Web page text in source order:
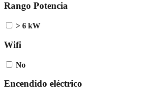
Rango Potencia
> 6 kW
Wifi
No
Encendido eléctrico